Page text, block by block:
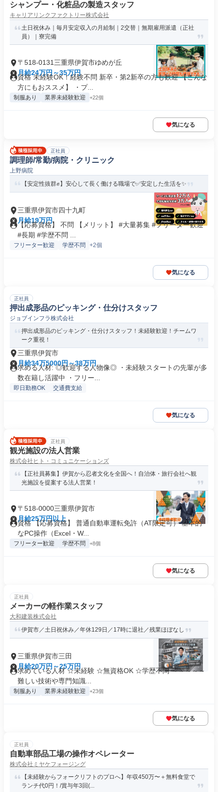
シャンプー・化粧品の製造スタッフ
キャリアリンクファクトリー株式会社
土日祝休み｜毎月安定収入の月給制｜2交替｜無期雇用派遣（正社
員）｜寮完備
〒518-0131三重県伊賀市ゆめが丘
月給24万円～35万円
資格 未経験OK！経験不問 新卒・第2新卒の方も歓迎 【こんな
方にもおススメ】 ・プ...
制服あり 業界未経験歓迎 +22個
気になる
正社員
調理師/常勤/病院・クリニック
上野病院
【安定性抜群✊️】安心して長く働ける職場で✅️安定した生活を✨
三重県伊賀市四十九町
月給19万円
【応募資格】 不問 【メリット】 #大量募集 #フリーター歓迎
#長期 #学歴不問 ...
フリーター歓迎 学歴不問 +2個
気になる
正社員
押出成形品のピッキング・仕分けスタッフ
ジョブインフラ株式会社
押出成形品のピッキング・仕分けスタッフ！未経験歓迎！チームワ
ーク重視！
三重県伊賀市
月給34万5000円～38万円
求める人材: ◎歓迎する人物像◎ ・未経験スタートの先輩が多
数在籍し活躍中 ・フリー...
即日勤務OK 交通費支給
気になる
正社員
観光施設の法人営業
株式会社ヒト・コミュニケーションズ
【正社員募集】伊賀から忍者文化を全国へ！自治体・旅行会社へ観
光施設を提案する法人営業！
〒518-0000三重県伊賀市
月給25万円以上
資格 【応募資格】 普通自動車運転免許（AT限定可） 基本的
なPC操作（Excel・W...
フリーター歓迎 学歴不問 +8個
気になる
正社員
メーカーの軽作業スタッフ
大和建装株式会社
伊賀市／土日祝休み／年休129日／17時に退社／残業ほぼなし
三重県伊賀市三田
月給20万円～25万円
求めている人材 ☆未経験 ☆無資格OK ☆学歴不問 ～～～～～
難しい技術や専門知識...
制服あり 業界未経験歓迎 +23個
気になる
正社員
自動車部品工場の操作オペレーター
株式会社ミヤケフォージング
【未経験からフォークリフトのプロへ】年収450万〜＋無料食堂で
ランチ代0円！/賞与年3回(...